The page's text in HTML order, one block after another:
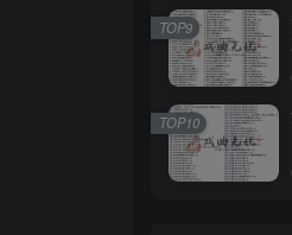
TOP9
TOP10